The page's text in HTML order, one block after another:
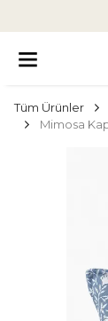
Tüm Ürünler
Mimosa